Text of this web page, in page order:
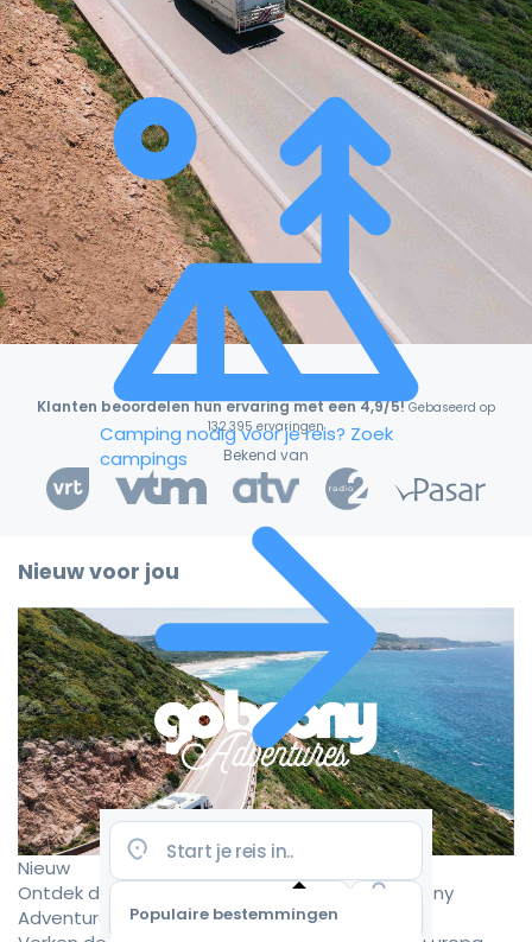
Camping nodig voor je reis? Zoek
campings
Populaire bestemmingen
Klanten beoordelen hun ervaring met een 4,9/5! Gebaseerd op
132.395 ervaringen
Bekend van
Nieuw voor jou
Nieuw
Ontdek de mooiste camperroutes met Goboony
Adventures